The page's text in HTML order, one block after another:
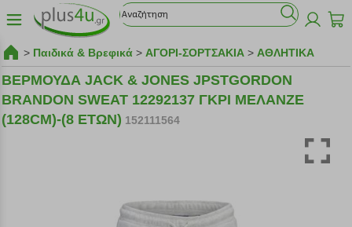
> Παιδικά & Βρεφικά > ΑΓΟΡΙ-ΣΟΡΤΣΑΚΙΑ > ΑΘΛΗΤΙΚΑ
ΒΕΡΜΟΥΔΑ JACK & JONES JPSTGORDON
BRANDON SWEAT 12292137 ΓΚΡΙ ΜΕΛΑΝΖΕ
(128CM)-(8 ΕΤΩΝ) 152111564